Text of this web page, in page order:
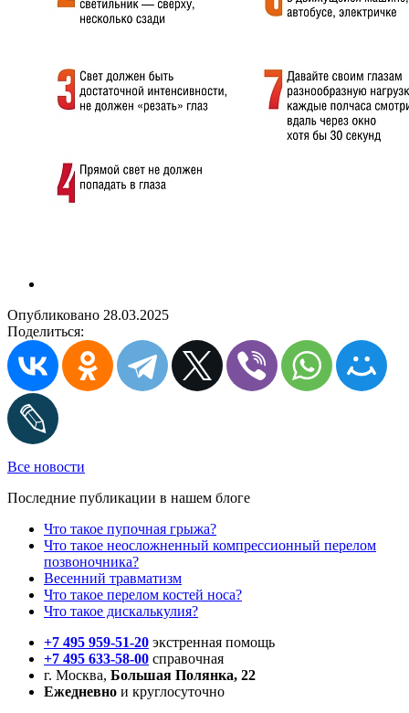
Опубликовано 28.03.2025
Поделиться:
Все новости
Последние публикации в нашем блоге
Что такое пупочная грыжа?
Что такое неосложненный компрессионный перелом
позвоночника?
Весенний травматизм
Что такое перелом костей носа?
Что такое дискалькулия?
+7 495 959-51-20 экстренная помощь
+7 495 633-58-00 справочная
г. Москва, Большая Полянка, 22
Ежедневно и круглосуточно